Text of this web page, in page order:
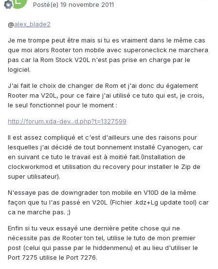
Posté(e) 19 novembre 2011
@alex_blade2
Je me trompe peut être mais si tu es vraiment dans le même cas
que moi alors Rooter ton mobile avec superoneclick ne marchera
pas car la Rom Stock V20L n'est pas prise en charge par le
logiciel.
J'ai fait le choix de changer de Rom et j'ai donc du également
Rooter ma V20L, pour ce faire j'ai utilisé ce tuto qui est, je crois,
le seul fonctionnel pour le moment :
http://forum.xda-dev...d.php?t=1327599
Il est assez compliqué et c'est d'ailleurs une des raisons pour
lesquelles j'ai décidé de tout bonnement installé Cyanogen, car
en suivant ce tuto le travail est à moitié fait.(Installation de
clockworkmod et utilisation du recovery pour installer le Zip de
super utilisateur).
N'essaye pas de downgrader ton mobile en V10D de la même
façon que tu l'as passé en V20L (Fichier .kdz+Lg update tool) car
ca ne marche pas. ;)
Enfin si tu veux essayé une dernière petite chose qui ne
nécessite pas de Rooter ton tel, utilise le tuto de mon premier
post (celui qui passe par le hiddenmenu) et au lieu d'utiliser le
Port 7275 utilise le Port 7276.